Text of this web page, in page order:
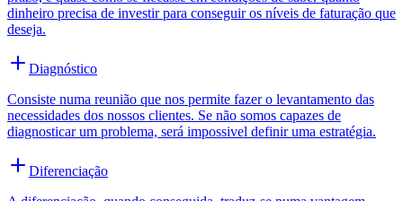
dinheiro precisa de investir para conseguir os níveis de faturação que
deseja.
Diagnóstico
Consiste numa reunião que nos permite fazer o levantamento das
necessidades dos nossos clientes. Se não somos capazes de
diagnosticar um problema, será impossivel definir uma estratégia.
Diferenciação